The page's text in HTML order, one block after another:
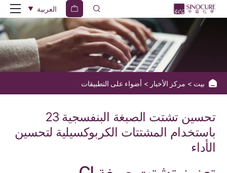
Optimizing
Pigment
Dispersion
with
Carboxylic
Dispersants
for
Enhanced
العربية
بيت مركز الأخبار أضواء على التطبيقات
تحسين تشتت الصبغة البنفسجية 23
باستخدام المشتتات الكربوكسيلية لتحسين
الأداء